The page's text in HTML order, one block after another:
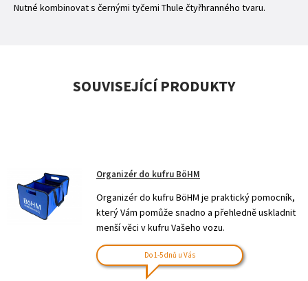
Nutné kombinovat s černými tyčemi Thule čtyřhranného tvaru.
SOUVISEJÍCÍ PRODUKTY
Organizér do kufru BöHM
Organizér do kufru BöHM je praktický pomocník,
který Vám pomůže snadno a přehledně uskladnit
menší věci v kufru Vašeho vozu.
Do 1-5 dnů u Vás